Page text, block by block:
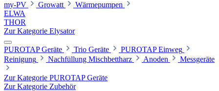
my-PV Growatt
Wärmepumpen
ELWA
THOR
Zur Kategorie Elysator
PUROTAP Geräte Trio Geräte
PUROTAP Einweg
Reinigung
Nachfüllung Mischbettharz Anoden Messgeräte
Zur Kategorie PUROTAP Geräte
Zur Kategorie Zubehör